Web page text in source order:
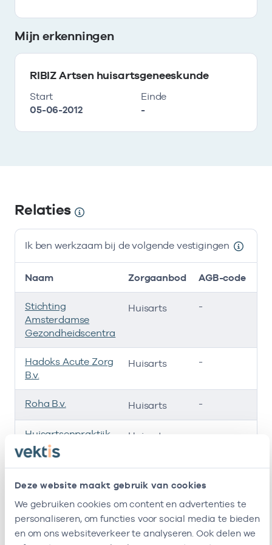
Deze website maakt gebruik van cookies
We gebruiken cookies om content en advertenties te
personaliseren, om functies voor social media te bieden
en om ons websiteverkeer te analyseren. Ook delen we
Mijn erkenningen
RIBIZ Artsen huisartsgeneeskunde
Start
05-06-2012
Einde
-
Relaties
Ik ben werkzaam bij de volgende vestigingen
Ik ben werkzaam bij de volgende vestigingen
Naam Zorgaanbod AGB-code
Stichting
Amsterdamse
Gezondheidscentra
Huisarts -
Hadoks Acute Zorg
B.v.
Huisarts -
Roha B.v. Huisarts -
Huisartsenpraktijk
Plein 40-45
Huisarts
Plein 40-45 B.v.
Ik heb een arbeidsrelatie met